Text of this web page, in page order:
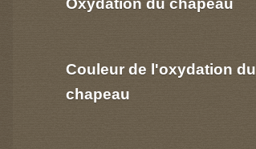
Couleur de l'oxydation du
chapeau